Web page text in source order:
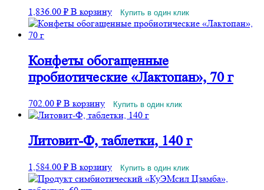
1,836.00 ₽ В корзину Купить в один клик
Конфеты обогащенные
пробиотические «Лактопан», 70 г
702.00 ₽ В корзину Купить в один клик
Литовит-Ф, таблетки, 140 г
1,584.00 ₽ В корзину Купить в один клик